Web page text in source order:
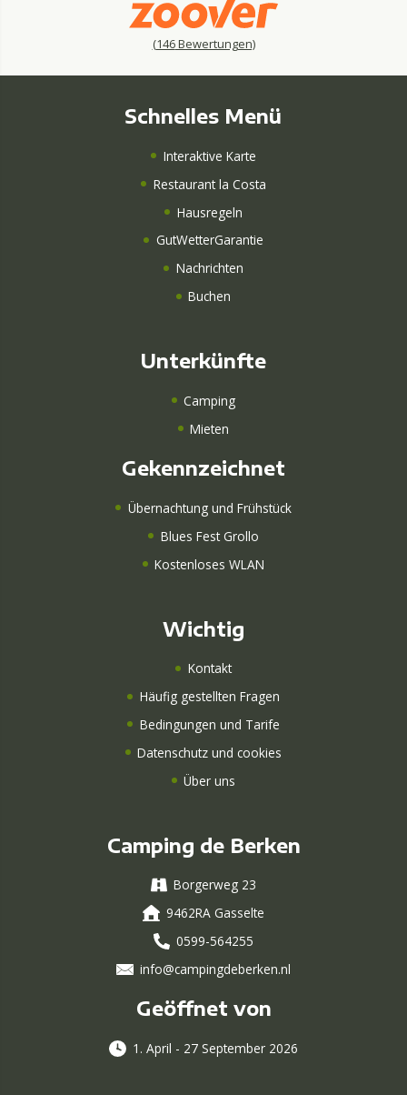
(146Bewertungen)
Schnelles Menü
Interaktive Karte
Restaurant la Costa
Hausregeln
GutWetterGarantie
Nachrichten
Buchen
Unterkünfte
Camping
Mieten
Gekennzeichnet
Übernachtung und Frühstück
Blues Fest Grollo
Kostenloses WLAN
Wichtig
Kontakt
Häufig gestellten Fragen
Bedingungen und Tarife
Datenschutz und cookies
Über uns
Camping de Berken
Borgerweg 23
9462RA Gasselte
0599-564255
info@campingdeberken.nl
Geöffnet von
1. April - 27 September 2026